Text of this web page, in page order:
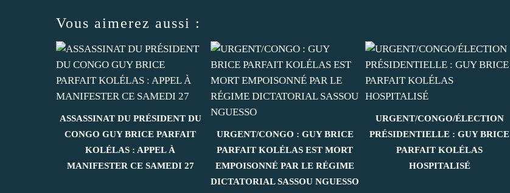
Vous aimerez aussi :
ASSASSINAT DU PRÉSIDENT DU
CONGO GUY BRICE PARFAIT
KOLÉLAS : APPEL À
MANIFESTER CE SAMEDI 27
URGENT/CONGO : GUY BRICE
PARFAIT KOLÉLAS EST MORT
EMPOISONNÉ PAR LE RÉGIME
DICTATORIAL SASSOU NGUESSO
URGENT/CONGO/ÉLECTION
PRÉSIDENTIELLE : GUY BRICE
PARFAIT KOLÉLAS
HOSPITALISÉ